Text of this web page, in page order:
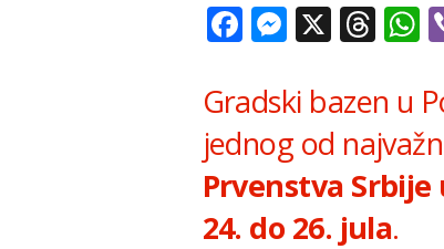
Facebook
X
Gradski bazen u
jednog od
Prvenstva
24. do 26. jula.